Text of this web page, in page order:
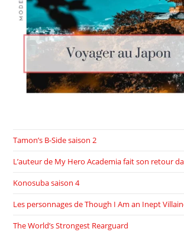
Tamon’s B-Side saison 2
L’auteur de My Hero Academia fait son retour
Konosuba saison 4
Les personnages de Though I Am an Inept
The World’s Strongest Rearguard